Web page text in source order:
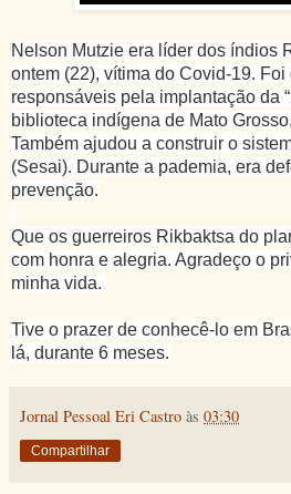
Nelson Mutzie era líder dos índios
ontem (22), vítima do Covid-19. Foi
responsáveis pela implantação da
biblioteca indígena de Mato
Também ajudou a construir o
(Sesai). Durante a pademia, era
prevenção.
Que os guerreiros Rikbaktsa do
com honra e alegria. Agradeço o
minha vida.
Tive o prazer de conhecê-lo em
lá, durante 6 meses.
Jornal Pessoal Eri Castro às 03:30
Compartilhar